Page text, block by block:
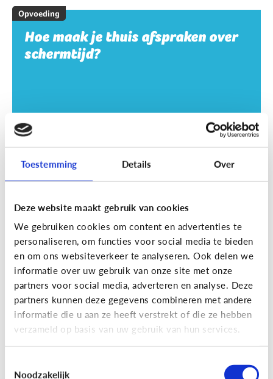
Toestemming Details Over
Deze website maakt gebruik van cookies
We gebruiken cookies om content en advertenties te
personaliseren, om functies voor social media te bieden
en om ons websiteverkeer te analyseren. Ook delen we
informatie over uw gebruik van onze site met onze
partners voor social media, adverteren en analyse. Deze
partners kunnen deze gegevens combineren met andere
informatie die u aan ze heeft verstrekt of die ze hebben
verzameld op basis van uw gebruik van hun services.
Noodzakelijk
Opvoeding
Hoe maak je thuis afspraken over
schermtijd?
Opvoeding
Vanaf welke leeftijd mag mijn kind
naar een scherm kijken?